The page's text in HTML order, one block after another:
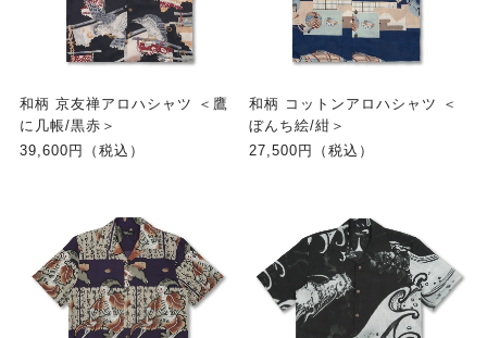
和柄 京友禅アロハシャツ ＜鷹
に几帳/黒赤＞
39,600円（税込）
和柄 コットンアロハシャツ ＜
ぼんち絵/紺＞
27,500円（税込）